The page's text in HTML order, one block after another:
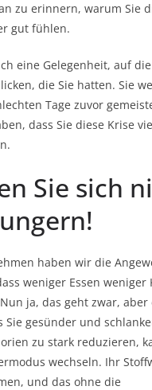
zu erinnern, warum Sie
gut fühlen.
eine Gelegenheit, auf
die Sie hatten. Sie
Tage zuvor
dass Sie diese Krise
Sie sich
haben wir die
weniger Essen weniger
ja, das geht zwar,
Sie gesünder und
zu stark reduzieren,
wechseln. Ihr
und das ohne die